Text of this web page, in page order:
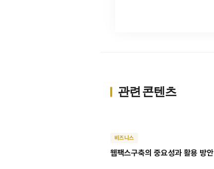
관련 콘텐츠
비즈니스
웹팩스구축의 중요성과 활용 방안